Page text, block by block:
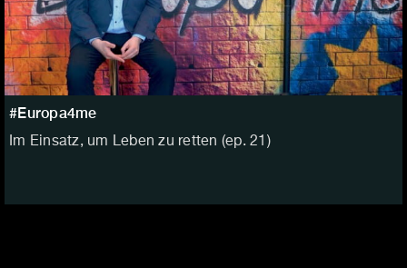
#Europa4me
Im Einsatz, um Leben zu retten (ep. 21)